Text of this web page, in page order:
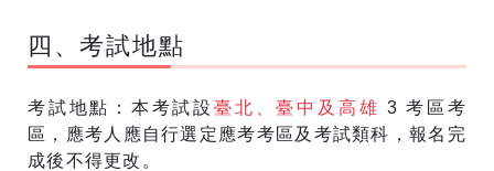
四、考試地點
考試地點：本考試設臺北、臺中及高雄 3 考區考
區，應考人應自行選定應考考區及考試類科，報名完
成後不得更改。